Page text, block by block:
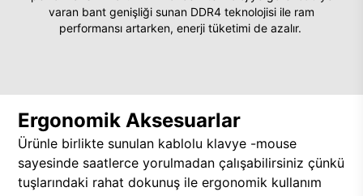
varan bant genişliği sunan DDR4 teknolojisi ile ram
performansı artarken, enerji tüketimi de azalır.
Ergonomik Aksesuarlar
Ürünle birlikte sunulan kablolu klavye -mouse
sayesinde saatlerce yorulmadan çalışabilirsiniz çünkü
tuşlarındaki rahat dokunuş ile ergonomik kullanım